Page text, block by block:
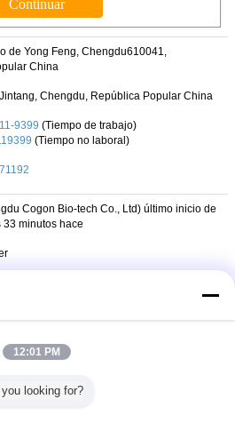
de Yong Feng, Chengdu610041,
China
Chengdu, República Popular China
9399 (Tiempo de trabajo)
(Tiempo no laboral)
Cogon Bio-tech Co., Ltd) último inicio de
33 minutos hace
cogon_chem@hotmail.com
12:01 PM
looking for?